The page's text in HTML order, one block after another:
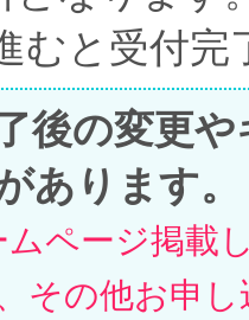
むと受付完
後の変更
あります。
ムページ掲載
その他お申